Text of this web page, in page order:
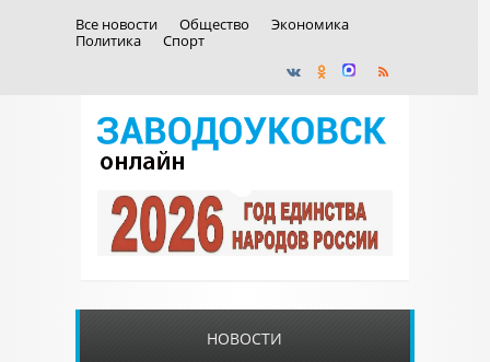
Все новости Общество
Экономика
Политика
Спорт
НОВОСТИ